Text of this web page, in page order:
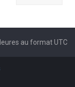
au formatUTC